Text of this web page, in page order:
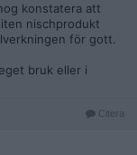
konstatera att
nischprodukt
för gott.
bruk eller i
Citera